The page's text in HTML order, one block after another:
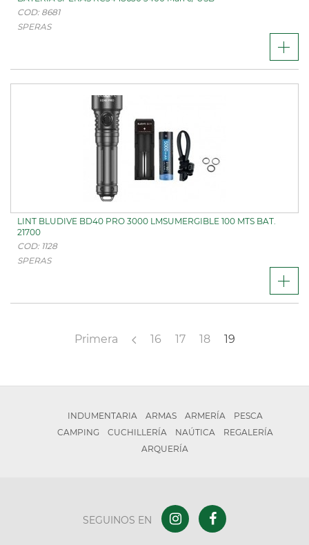
COD: 8681
SPERAS
LINT BLUDIVE BD40 PRO 3000 LMSUMERGIBLE 100 MTS BAT.
21700
COD: 1128
SPERAS
Primera 16 17 18 19
INDUMENTARIA ARMAS ARMERÍA
PESCA
CAMPING
CUCHILLERÍA NAÚTICA
REGALERÍA
ARQUERÍA
SEGUINOS EN